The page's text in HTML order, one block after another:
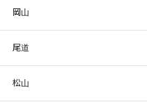
岡山
尾道
松山